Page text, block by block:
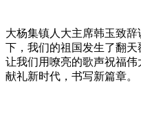
大杨集镇人大主席韩玉致
下，我们的祖国发生了翻天
让我们用嘹亮的歌声祝福伟
献礼新时代，书写新篇章。